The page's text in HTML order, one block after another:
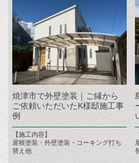
焼津市で外壁塗装｜ご縁から
ご依頼いただいたK様邸施工事
例
【施工内容】
屋根塗装・外壁塗装・コーキング打ち
替え他